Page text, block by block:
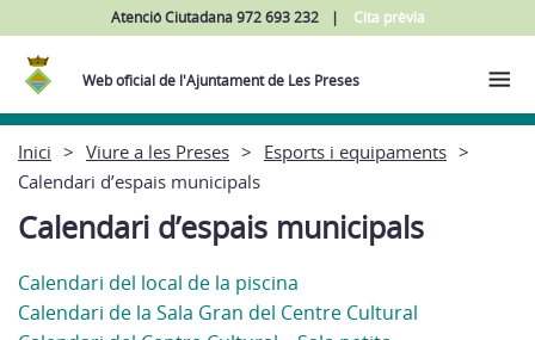
Atenció Ciutadana 972 693 232 Cita prèvia
Web oficial de l'Ajuntament de Les Preses
Inici Viure a les Preses
Esports i equipaments
Calendari d’espais municipals
Calendari d’espais municipals
Calendari del local de la piscina
Calendari de la Sala Gran del Centre Cultural